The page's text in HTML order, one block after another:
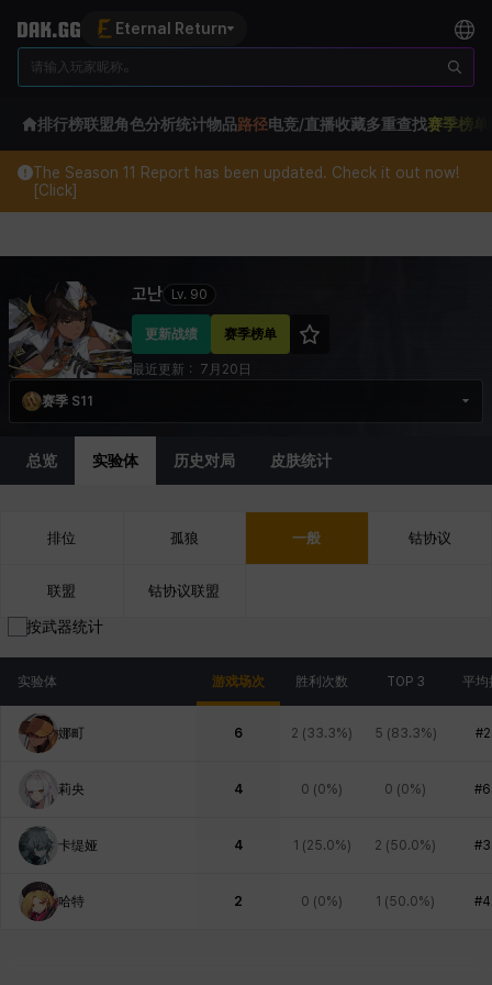
Eternal Return
排行榜联盟角色分析统计物品路径电竞/直播收藏多重查找赛季榜单
The Season 11 Report has been updated. Check it out now!
[Click]
고난
Lv. 90
更新战绩 赛季榜单
最近更新： 7月20日
赛季 S11
总览 实验体 历史对局 皮肤统计
排位 孤狼 一般 钴协议
联盟 钴协议联盟
按武器统计
实验体 游戏场次 胜利次数 TOP 3 平均
娜町 6 2 (33.3%) 5 (83.3%)
莉央 4 0 (0%) 0 (0%)
卡缇娅 4 1 (25.0%) 2 (50.0%)
哈特 2 0 (0%) 1 (50.0%)